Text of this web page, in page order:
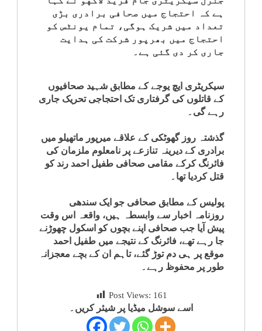
ہے کہ احتجاج میں صحافی برادری بڑی
تعداد میں شریک ہوگی، تمام یونٹس کو
احتجاج میں بھرپور شرکت کی ہدایت
جاری کر دی گئی ہے۔
سیکریٹری ایچ یوجے کے مطابق شہید صحافیوں
کے قاتلوں کی گرفتاری تک احتجاجی تحریک جاری
رہے گی۔
گذشتہ روز گھوٹکی کے علاقے میرپور ماتھیلو میں
برادری کے دیرینہ تنازعے پر نامعلوم ملزمان کی
فائرنگ کرکے مقامی صحافی طفیل احمد رند کو
قتل کردیا تھا۔
پولیس کے مطابق صحافی جو ایک سندھی
روزنامہ اخبار سے وابسطہ ہیں، واقعہ اس وقت
پیش آیا جب صحافی اپنے بچوں کو اسکول چھوڑنے
جا رہے تھے، فائرنگ کے نتیجے میں طفیل احمد
موقع پر ہی دم توڑ گئے، تاہم ان کے بچے معجزانہ
طور پر محفوظ رہے۔
Post Views: 161
اسے سوشل میڈیا پر شیئر کریں۔